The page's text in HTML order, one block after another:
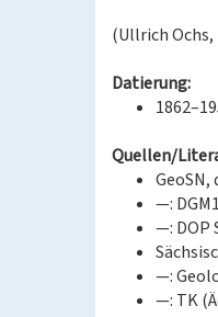
(Ullrich Ochs,
Datierung:
Quellen/
—:
—: DOP
—:
—: TK